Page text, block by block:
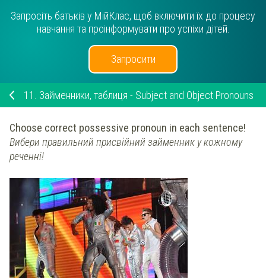
Запросіть батьків у МійКлас, щоб включити їх до процесу
навчання та проінформувати про успіхи дітей.
Запросити
11. Займенники, таблиця - Subject and Object Pronouns
Choose correct possessive pronoun in each sentence!
Вибери правильний присвійний займенник у кожному
реченні!